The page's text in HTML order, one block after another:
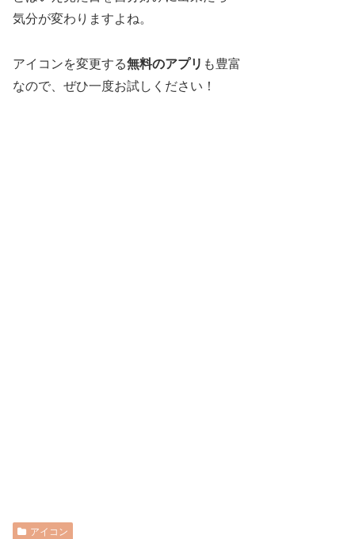
気分が変わりますよね。
アイコンを変更する無料のアプリ も豊富
なので、ぜひ一度お試しください！
アイコン